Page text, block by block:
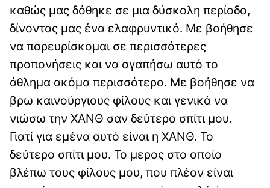
καθώς μας δόθηκε σε μια δύσκολη περίοδο,
δίνοντας μας ένα ελαφρυντικό. Με βοήθησε
να παρευρίσκομαι σε περισσότερες
προπονήσεις και να αγαπήσω αυτό το
άθλημα ακόμα περισσότερο. Με βοήθησε να
βρω καινούργιους φίλους και γενικά να
νιώσω την ΧΑΝΘ σαν δεύτερο σπίτι μου.
Γιατί για εμένα αυτό είναι η ΧΑΝΘ. Το
δεύτερο σπίτι μου. Το μερος στο οποίο
βλέπω τους φίλους μου, που πλέον είναι